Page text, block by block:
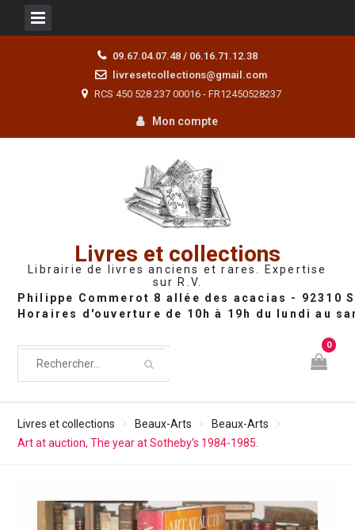
09.67.04.07.48 / 06.16.71.12.38
livresetcollections@gmail.com
RCS 450 528 237 00016 - FR12450528237
Mon compte
Livres et collections
Librairie de livres anciens et rares. Expertise
sur R.V.
0
Livres et collections Beaux-Arts
Beaux-Arts
Art at auction, The year at Sotheby’s 1984-1985.